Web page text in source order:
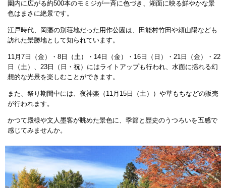
園内に広がる約500本のモミジが一斉に色づき、湖面に映る鮮やかな景
色はまさに絶景です。
江戸時代、岡藩の別荘地だった用作公園は、田能村竹田や頼山陽なども
訪れた景勝地として知られています。
11月7日（金）・8日（土）・14日（金）・16日（日）・21日（金）・22
日（土）、23日（日・祝）にはライトアップも行われ、水面に揺れる幻
想的な光景を楽しむことができます。
また、祭り期間中には、夜神楽（11月15日（土））や草もちなどの販売
が行われます。
かつて殿様や文人墨客が眺めた景色に、季節と歴史のうつろいを五感で
感じてみませんか。